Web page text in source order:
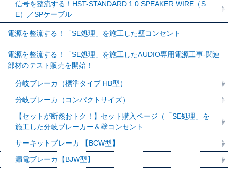
信号を整流する！HST-STANDARD 1.0 SPEAKER WIRE（S
E）／SPケーブル
電源を整流する！「SE処理」を施工した壁コンセント
電源を整流する！「SE処理」を施工したAUDIO専用電源工事-関連
部材のテスト販売を開始！
分岐ブレーカ（標準タイプ HB型）
分岐ブレーカ（コンパクトサイズ）
【セットが断然おトク！】セット購入ページ（「SE処理」を
施工した分岐ブレーカー＆壁コンセント
サーキットブレーカ 【BCW型】
漏電ブレーカ【BJW型】